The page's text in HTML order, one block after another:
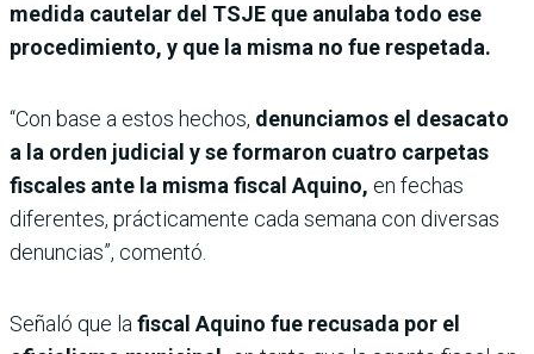
medida cautelar del TSJE que anulaba todo ese
procedimiento, y que la misma no fue respetada.
“Con base a estos hechos, denunciamos el desacato
a la orden judicial y se formaron cuatro carpetas
fiscales ante la misma fiscal Aquino, en fechas
diferentes, prácticamente cada semana con diversas
denuncias”, comentó.
Señaló que lafiscal Aquino fue recusada por el